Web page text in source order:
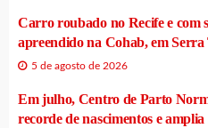
Carro roubado no Recife e com
apreendido na Cohab, em Serra
5 de agosto de 2026
Em julho, Centro de Parto
recorde de nascimentos e